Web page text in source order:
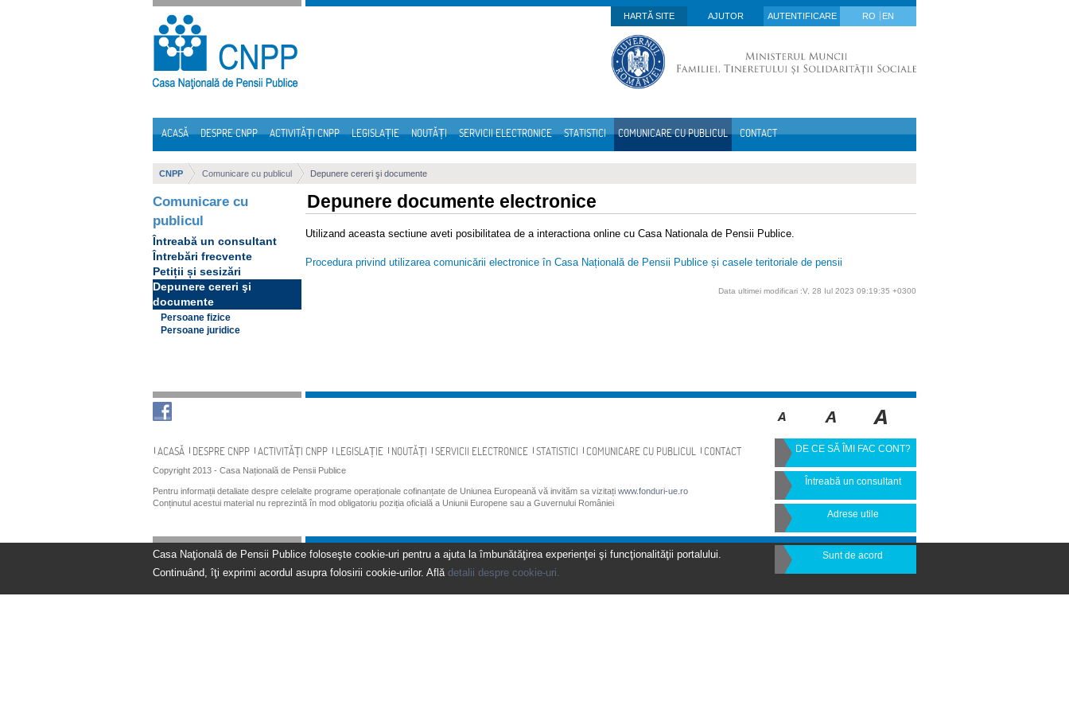
Sari la continut
HARTĂ SITE
AJUTOR AUTENTIFICARE RO EN
ACASĂ DESPRE CNPP ACTIVITĂȚI CNPP LEGISLAȚIE NOUTĂȚI SERVICII ELECTRONICE STATISTICI COMUNICARE CU PUBLICUL CONTACT
CNPP Comunicare cu publicul Depunere cereri şi documente
Comunicare cu
publicul
Întreabă un consultant
Întrebări frecvente
Petiții și sesizări
Depunere cereri şi
documente
Persoane fizice
Persoane juridice
Depunere documente electronice
Utilizand aceasta sectiune aveti posibilitatea de a interactiona online cu Casa Nationala de Pensii Publice.
Procedura privind utilizarea comunicării electronice în Casa Națională de Pensii Publice și casele teritoriale de pensii
Data ultimei modificari :V, 28 Iul 2023 09:19:35 +0300
Navigare
ACASĂ DESPRE CNPP ACTIVITĂȚI CNPP LEGISLAȚIE NOUTĂȚI SERVICII ELECTRONICE STATISTICI COMUNICARE CU PUBLICUL CONTACT
Copyright 2013 - Casa Națională de Pensii Publice
Pentru informații detaliate despre celelalte programe operaționale cofinanțate de Uniunea Europeană vă invităm sa vizitați www.fonduri-ue.ro
Conținutul acestui material nu reprezintă în mod obligatoriu poziția oficială a Uniunii Europene sau a Guvernului României
DE CE SĂ ÎMI FAC CONT?
Întreabă un consultant
Adrese utile
Casa Naţională de Pensii Publice foloseşte cookie-uri pentru a ajuta la îmbunătăţirea experienţei şi funcţionalităţii portalului.
Continuând, îţi exprimi acordul asupra folosirii cookie-urilor. Află detalii despre cookie-uri.
Sunt de acord